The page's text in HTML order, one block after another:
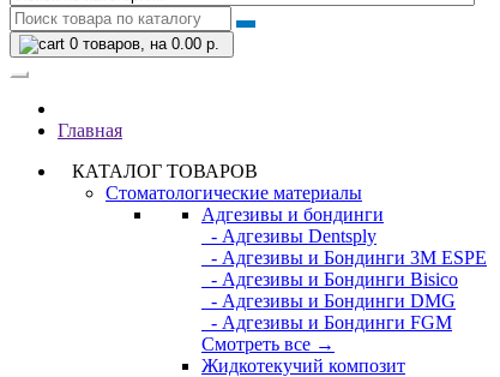
0 товаров, на 0.00 р.
Главная
КАТАЛОГ ТОВАРОВ
Стоматологические материалы
Адгезивы и бондинги
- Адгезивы Dentsply
- Адгезивы и Бондинги 3M ESPE
- Адгезивы и Бондинги Bisico
- Адгезивы и Бондинги DMG
- Адгезивы и Бондинги FGM
Смотреть все →
Жидкотекучий композит